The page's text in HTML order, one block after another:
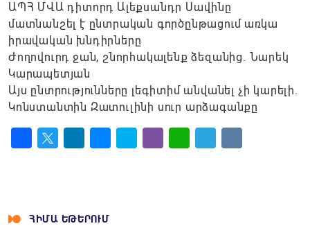
ԱՊՀ ՄՎԱ դիտորդ Ալեքսանդր Սավինը
մատնանշել է ընտրական գործընթացում առկա
իրավական խնդիրները
Ժողովուրդ ջան, շնորհակալենք ձեզանից. Նարեկ
Կարապետյան
Այս ընտրությունները լեգիտիմ անվանել չի կարելի.
Կոնստանտին Զատուլինի սուր արձագանքը
ՀԻՄԱ ԵԹԵՐՈՒՄ